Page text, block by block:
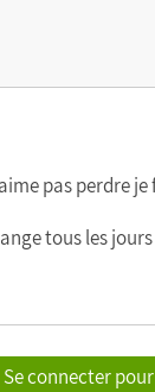
pas perdre je
tous les
Se connecter